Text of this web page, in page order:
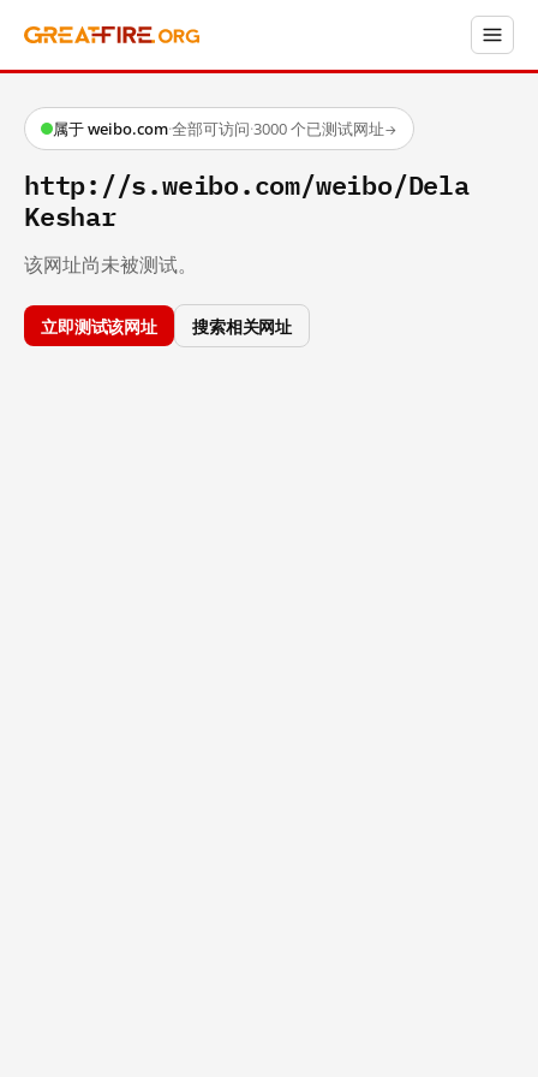
属于 weibo.com·全部可访问·3000 个已测试网址→
http://s.weibo.com/weibo/Dela
Keshar
该网址尚未被测试。
立即测试该网址 搜索相关网址